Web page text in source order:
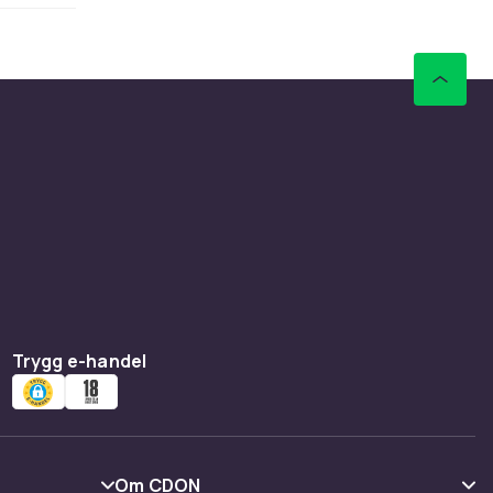
stativ
gör
för TV –
din
Trygg e-handel
Om CDON